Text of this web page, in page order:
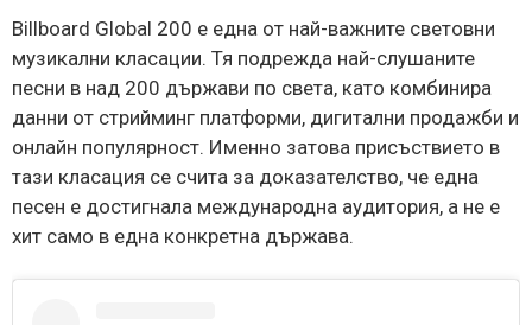
Billboard Global 200 е една от най-важните световни
музикални класации. Тя подрежда най-слушаните
песни в над 200 държави по света, като комбинира
данни от стрийминг платформи, дигитални продажби и
онлайн популярност. Именно затова присъствието в
тази класация се счита за доказателство, че една
песен е достигнала международна аудитория, а не е
хит само в една конкретна държава.